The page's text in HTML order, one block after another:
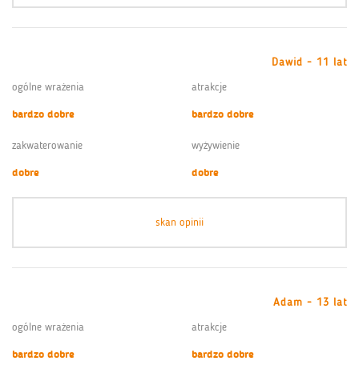
Dawid - 11 lat
ogólne wrażenia
bardzo dobre
atrakcje
bardzo dobre
zakwaterowanie
dobre
wyżywienie
dobre
skan opinii
Adam - 13 lat
ogólne wrażenia
bardzo dobre
atrakcje
bardzo dobre